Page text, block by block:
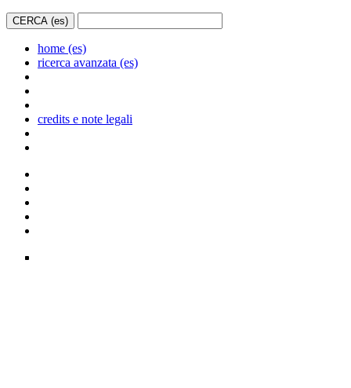
home (es)
ricerca avanzata (es)
credits e note legali